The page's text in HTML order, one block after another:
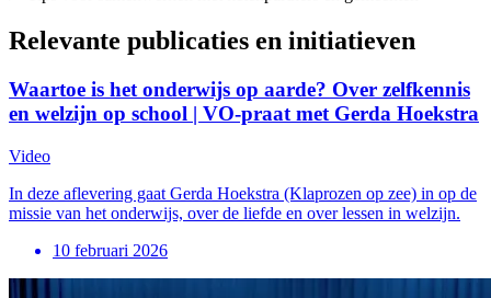
Relevante publicaties en initiatieven
Waartoe is het onderwijs op aarde? Over zelfkennis
en welzijn op school | VO-praat met Gerda Hoekstra
Video
In deze aflevering gaat Gerda Hoekstra (Klaprozen op zee) in op de
missie van het onderwijs, over de liefde en over lessen in welzijn.
10 februari 2026